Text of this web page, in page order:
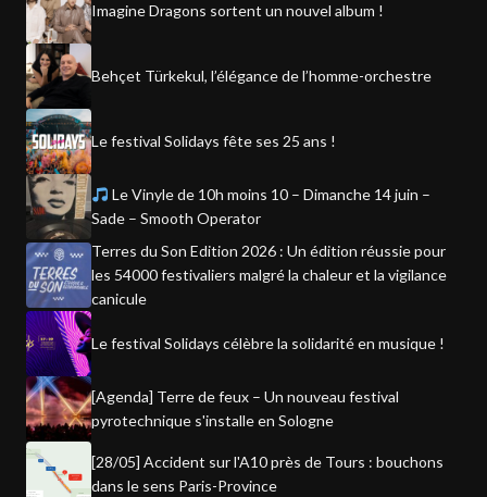
Imagine Dragons sortent un nouvel album !
Behçet Türkekul, l’élégance de l’homme-orchestre
Le festival Solidays fête ses 25 ans !
Le Vinyle de 10h moins 10 – Dimanche 14 juin –
Sade – Smooth Operator
Terres du Son Edition 2026 : Un édition réussie pour
les 54000 festivaliers malgré la chaleur et la vigilance
canicule
Le festival Solidays célèbre la solidarité en musique !
[Agenda] Terre de feux – Un nouveau festival
pyrotechnique s'installe en Sologne
[28/05] Accident sur l'A10 près de Tours : bouchons
dans le sens Paris-Province